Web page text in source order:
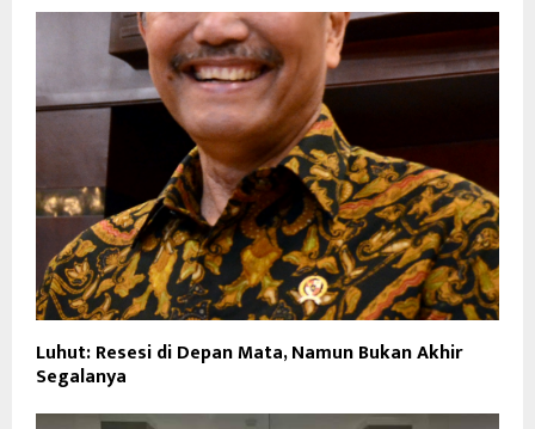
Luhut: Resesi di Depan Mata, Namun Bukan Akhir
Segalanya